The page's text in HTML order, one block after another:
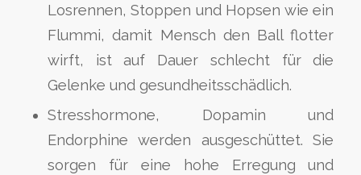
Losrennen, Stoppen und Hopsen wie ein
Flummi, damit Mensch den Ball flotter
wirft, ist auf Dauer schlecht für die
Gelenke und gesundheitsschädlich.
Stresshormone, Dopamin und
Endorphine werden ausgeschüttet. Sie
sorgen für eine hohe Erregung und